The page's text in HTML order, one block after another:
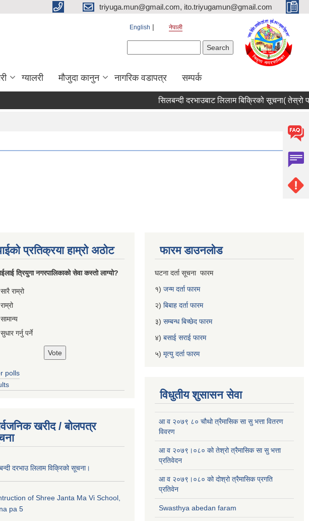
triyuga.mun@gmail.com, ito.triyugamun@gmail.com
English नेपाली
ग्यालरी मौजुदा कानुन नागरिक वडापत्र सम्पर्क
सिलबन्दी दरभाउबाट लिलाम बिक्रिको सूचना( तेस्रो
प्रतिक्रया हाम्रो अठोट
त्रियुगा नगरपालिकाको सेवा कस्तो लाग्यो?
सारै राम्रो
राम्रो
सामान्य
सुधार गर्नु पर्ने
polls
खरीद / बोलपत्र
दरभाउ लिलाम विक्रिको सूचना।
of Shree Janta Ma Vi School,
pa 5
फारम डाउनलोड
घटना दर्ता सूचना फारम
१) जन्म दर्ता फारम
२) बिबाह दर्ता फारम
३) सम्बन्ध बिच्छेद फारम
४) बसाई सराई फारम
५) मृत्यु दर्ता फारम
विधुतीय शुसासन सेवा
आ व २०७९ ८० चौथो त्रैमासिक सा सु भत्ता वितरण
विवरण
आ व २०७९।०८० को तेश्रो त्रैमासिक सा सु भत्ता
प्रतिवेदन
आ व २०७९।०८० को दोश्रो त्रैमासिक प्रगति
प्रतिवेन
Swasthya abedan faram